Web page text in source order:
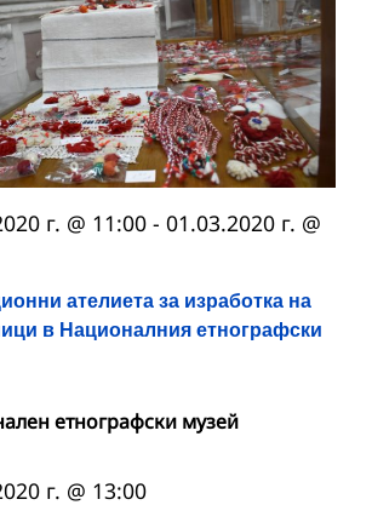
ателиета за изработка на
в Националния етнографски
г. @ 11:00 - 01.03.2020 г. @
етнографски музей
г. @ 13:00